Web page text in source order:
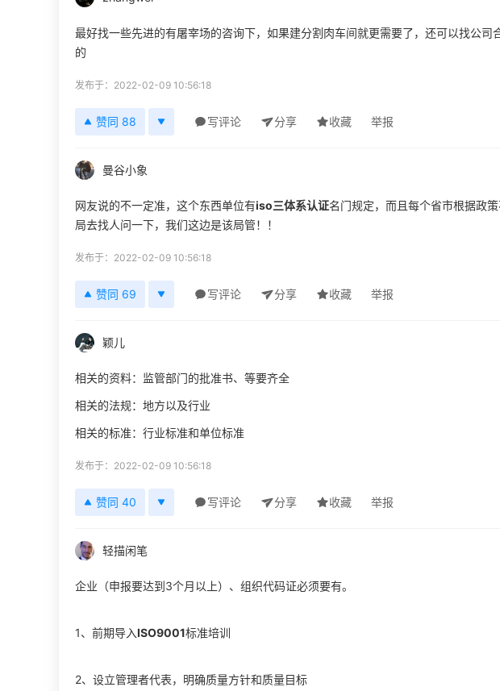
最好找一些先进的有屠宰场的咨询下，如果建分割肉车间就更需要了，还可以找公司
的
发布于：2022-02-09 10:56:18
赞同 88 写评论 分享 收藏 举报
曼谷小象
网友说的不一定准，这个东西单位有iso三体系认证名门规定，而且每个省市根据政
局去找人问一下，我们这边是该局管！！
发布于：2022-02-09 10:56:18
赞同 69 写评论 分享 收藏 举报
颖儿
相关的资料：监管部门的批准书、等要齐全
相关的法规：地方以及行业
相关的标准：行业标准和单位标准
发布于：2022-02-09 10:56:18
赞同 40 写评论 分享 收藏 举报
轻描闲笔
企业（申报要达到3个月以上）、组织代码证必须要有。
1、前期导入ISO9001标准培训
2、设立管理者代表，明确质量方针和质量目标